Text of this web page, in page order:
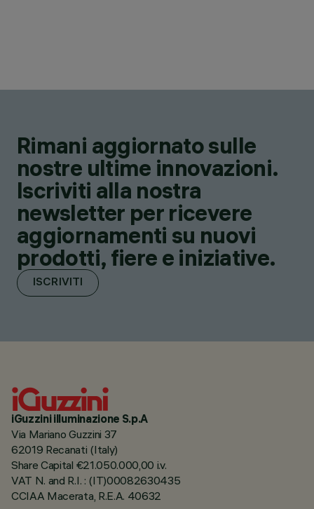
Rimani aggiornato sulle
nostre ultime innovazioni.
Iscriviti alla nostra
newsletter per ricevere
aggiornamenti su nuovi
prodotti, fiere e iniziative.
ISCRIVITI
iGuzzini illuminazione S.p.A
Via Mariano Guzzini 37
62019 Recanati (Italy)
Share Capital €21.050.000,00 i.v.
VAT N. and R.I. : (IT)00082630435
CCIAA Macerata, R.E.A. 40632